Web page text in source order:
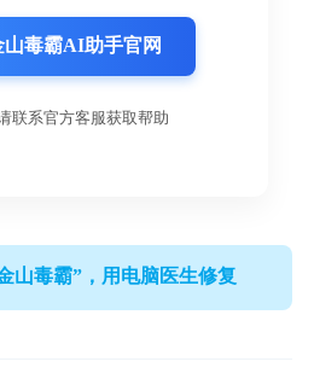
山毒霸AI助手官网
联系官方客服获取帮助
山毒霸”，用电脑医生修复